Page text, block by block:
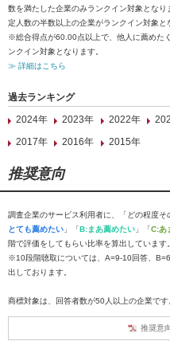
数を満たした企業のみランクイン対象とな
定人数の半数以上の企業がランクイン対象と
※総合得点が60.00点以上で、他人に薦めた
ンクイン対象となります。
≫ 詳細はこちら
過去ランキング
2024年
2023年 2022年
2017年
2016年 2015年
推奨意向
調査企業のサービス利用者に、「どの程度
とても薦めたい 」「B:まあ薦めたい 」「C:あ
階で評価をしてもらい比率を算出しています。
※10段階聴取については、A=9-10回答、
出しております。
商標対象は、回答者数が50人以上の企業です
推奨意